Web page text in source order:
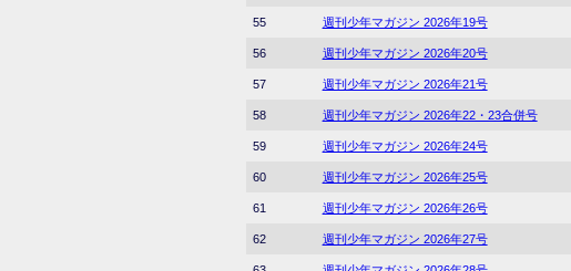
55 週刊少年マガジン 2026年19号
56 週刊少年マガジン 2026年20号
57 週刊少年マガジン 2026年21号
58 週刊少年マガジン 2026年22・23合併号
59 週刊少年マガジン 2026年24号
60 週刊少年マガジン 2026年25号
61 週刊少年マガジン 2026年26号
62 週刊少年マガジン 2026年27号